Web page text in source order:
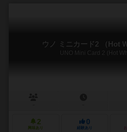
ウノ ミニカード2 （Hot
UNO Mini Card 2 (Hot
2
興味あり
0
経験あり